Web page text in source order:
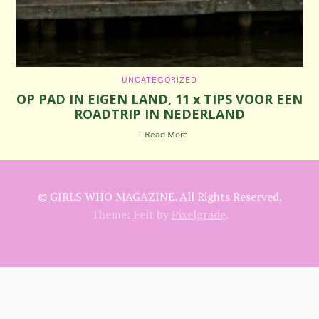
C
T
E
G
O
R
I
UNCATEGORIZED
OP PAD IN EIGEN LAND, 11 x TIPS VOOR EEN
ROADTRIP IN NEDERLAND
Read More
© GIRLS WHO MAGAZINE. All Rights Reserved.
Theme: Felt by Pixelgrade.